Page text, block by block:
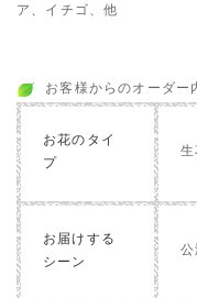
ア、イチゴ、他
お客様からのオーダー
お花のタイ
プ
お届けする
シーン